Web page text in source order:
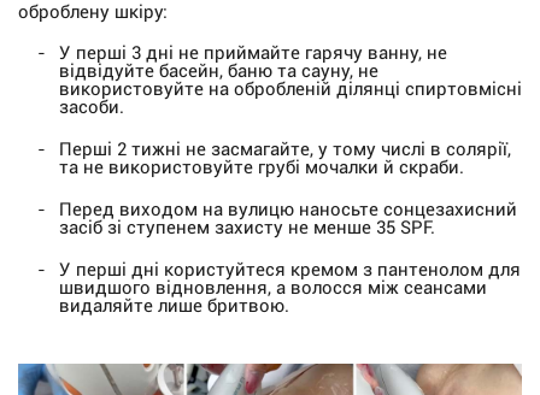
оброблену шкіру:
У перші 3 дні не приймайте гарячу ванну, не
відвідуйте басейн, баню та сауну, не
використовуйте на обробленій ділянці спиртовмісні
засоби.
Перші 2 тижні не засмагайте, у тому числі в солярії,
та не використовуйте грубі мочалки й скраби.
Перед виходом на вулицю наносьте сонцезахисний
засіб зі ступенем захисту не менше 35 SPF.
У перші дні користуйтеся кремом з пантенолом для
швидшого відновлення, а волосся між сеансами
видаляйте лише бритвою.